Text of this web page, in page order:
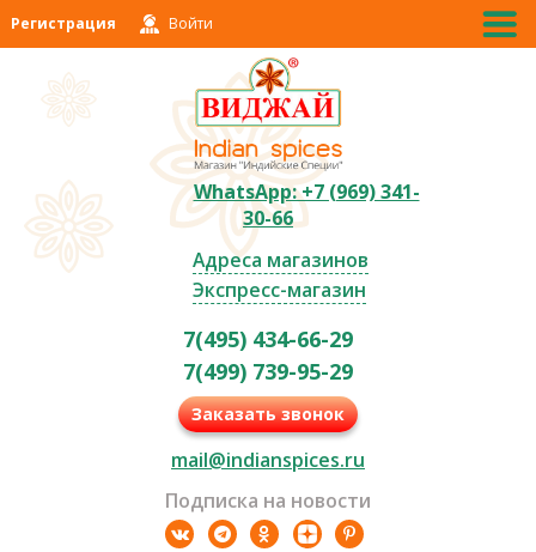
Регистрация Войти
WhatsApp: +7 (969) 341-
30-66
Адреса магазинов
Экспресс-магазин
7(495) 434-66-29
7(499) 739-95-29
Заказать звонок
mail@indianspices.ru
Подписка на новости